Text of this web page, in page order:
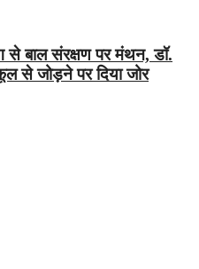
बाल संरक्षण पर मंथन, डॉ.
से जोड़ने पर दिया जोर